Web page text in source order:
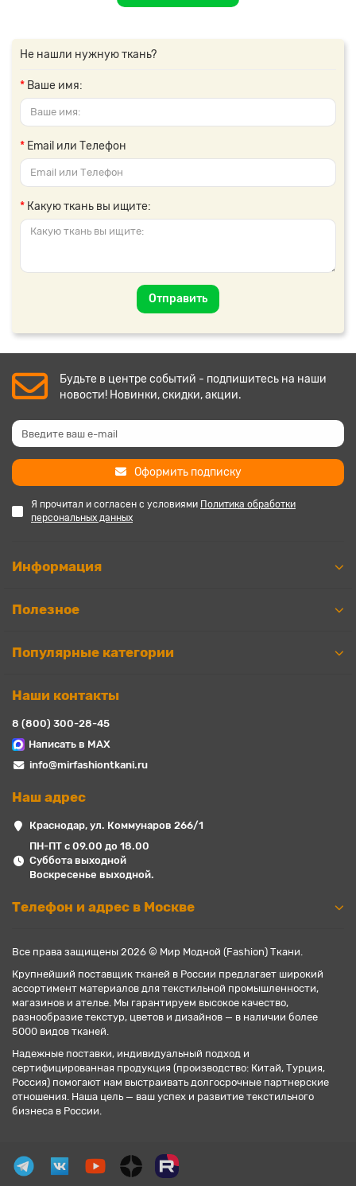
Не нашли нужную ткань?
Ваше имя:
Email или Телефон
Какую ткань вы ищите:
Отправить
Будьте в центре событий - подпишитесь на наши
новости! Новинки, скидки, акции.
Оформить подписку
Я прочитал и согласен с условиями Политика обработки
персональных данных
Информация
Полезное
Популярные категории
Наши контакты
8 (800) 300-28-45
Написать в MAX
info@mirfashiontkani.ru
Наш адрес
Краснодар, ул. Коммунаров 266/1
ПН-ПТ с 09.00 до 18.00
Суббота выходной
Воскресенье выходной.
Телефон и адрес в Москве
Все права защищены 2026 © Мир Модной (Fashion) Ткани.
Крупнейший поставщик тканей в России предлагает широкий
ассортимент материалов для текстильной промышленности,
магазинов и ателье. Мы гарантируем высокое качество,
разнообразие текстур, цветов и дизайнов — в наличии более
5000 видов тканей.
Надежные поставки, индивидуальный подход и
сертифицированная продукция (производство: Китай, Турция,
Россия) помогают нам выстраивать долгосрочные партнерские
отношения. Наша цель — ваш успех и развитие текстильного
бизнеса в России.